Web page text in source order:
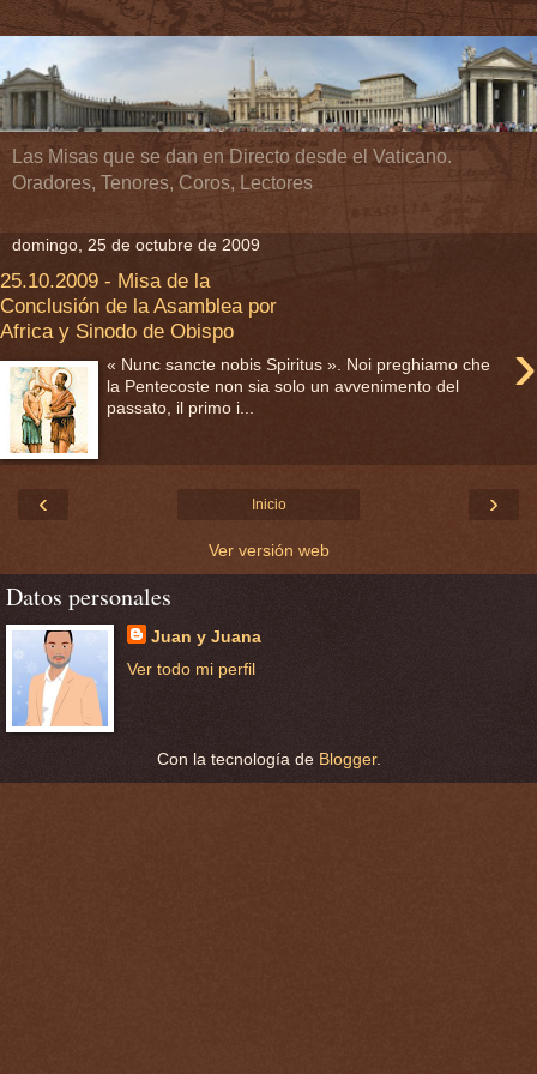
Las Misas que se dan en Directo desde el Vaticano.
Oradores, Tenores, Coros, Lectores
domingo, 25 de octubre de 2009
25.10.2009 - Misa de la
Conclusión de la Asamblea por
Africa y Sinodo de Obispo
›
« Nunc sancte nobis Spiritus ». Noi preghiamo che
la Pentecoste non sia solo un avvenimento del
passato, il primo i...
‹ ›
Inicio
Ver versión web
Datos personales
Juan y Juana
Ver todo mi perfil
Con la tecnología de Blogger.